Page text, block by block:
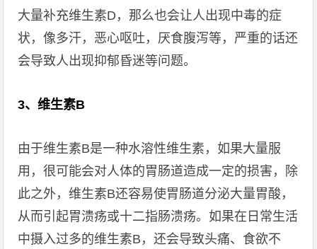
大量补充维生素D，那么也会让人出现中毒的症
状，像多汗，恶心呕吐，厌食腹泻等，严重的话还
会导致人出现抑郁昏迷等问题。
3、维生素B
由于维生素B是一种水溶性维生素，如果大量服
用，很可能会对人体的胃肠道造成一定的损害，除
此之外，维生素B还容易使胃肠道分泌大量胃酸，
从而引起胃溃疡或十二指肠溃疡。如果在日常生活
中摄入过多的维生素B，还会导致头痛、食欲不